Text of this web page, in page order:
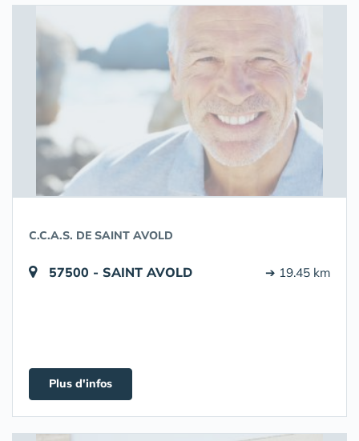
C.C.A.S. DE SAINT AVOLD
57500 - SAINT AVOLD ➔ 19.45 km
Plus d'infos